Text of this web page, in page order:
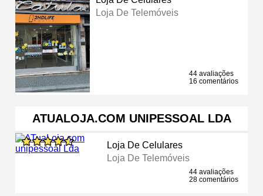
Loja De Telemóveis
44 avaliações
16 comentários
ATUALOJA.COM UNIPESSOAL LDA
Loja De Celulares
Loja De Telemóveis
44 avaliações
28 comentários